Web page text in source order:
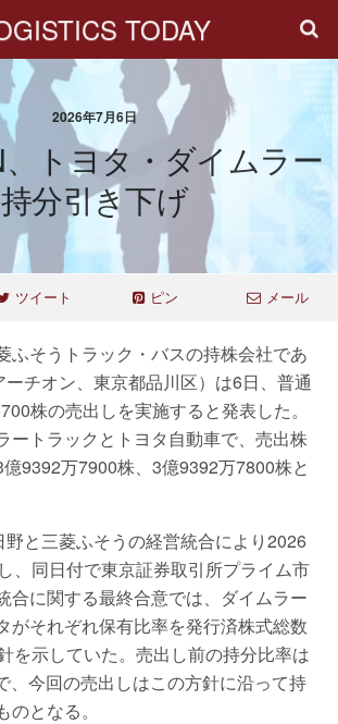
TODAY
2026年7月6日
トヨタ・ダイムラー
持分引き下げ
ツイート ピン メール
ふそうトラック・バスの持株会社であ
チオン、東京都品川区）は6日、普通
株の売出しを実施すると発表した。
ートラックとトヨタ自動車で、売出株
9392万7900株、3億9392万7800株と
と三菱ふそうの経営統合により2026
、同日付で東京証券取引所プライム市
合に関する最終合意では、ダイムラー
がそれぞれ保有比率を発行済株式総数
を示していた。売出し前の持分比率は
、今回の売出しはこの方針に沿って持
となる。